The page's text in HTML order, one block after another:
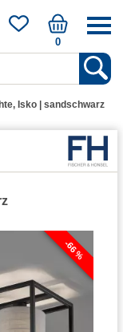
0
Isko | sandschwarz
-66 %